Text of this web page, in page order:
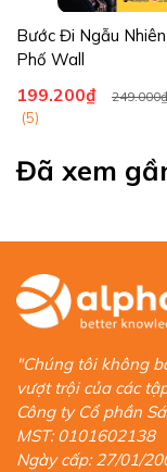
Bước Đi Ngẫu
Phố Wall
199.200₫ 249.000₫
(5)
Đã xem
"Chúng tôi không
vượt trội của các
Công ty Cổ phần
MST: 0101602138
Ngày cấp: 27/01/